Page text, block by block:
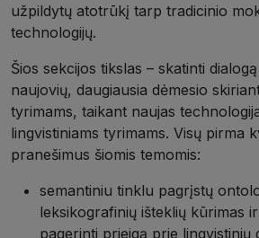
užpildytų atotrūkį tarp tradicinio
technologijų.
Šios sekcijos tikslas – skatinti
naujovių, daugiausia dėmesio
tyrimams, taikant naujas
lingvistiniams tyrimams. Visų pirma
pranešimus šiomis temomis:
semantiniu tinklu pagrįstų
leksikografinių išteklių kūrimas
pagerinti prieigą prie lingvistinių